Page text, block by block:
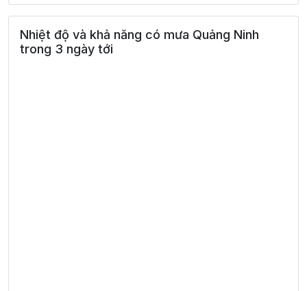
Nhiệt độ và khả năng có mưa Quảng Ninh
trong 3 ngày tới